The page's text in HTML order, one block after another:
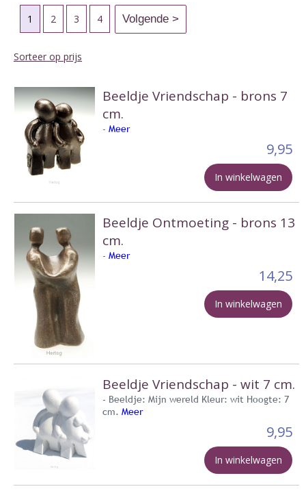
1 2 3 4
Sorteer op prijs
Beeldje Vriendschap - brons 7
cm.
- Meer
9,95
In winkelwagen
Beeldje Ontmoeting - brons 13
cm.
- Meer
14,25
In winkelwagen
Beeldje Vriendschap - wit 7 cm.
- Beeldje: Mijn wereld Kleur: wit Hoogte: 7
cm. Meer
9,95
In winkelwagen